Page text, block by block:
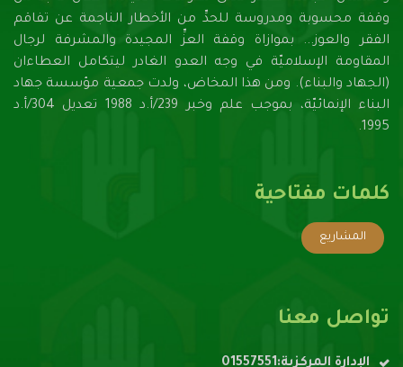
وقفة محسوبة ومدروسة للحدِّ من الأخطار الناجمة عن تفاقم
الفقر والعوز... بموازاة وقفة العزِّ المجيدة والمشرفة لرجال
المقاومة الإسلاميّة في وجه العدو الغادر ليتكامل العطاءان
(الجهاد والبناء). ومن هذا المخاض، ولدت جمعية مؤسسة جهاد
البناء الإنمائيّة، بموجب علم وخبر 239/أ.د 1988 تعديل 304/أ.د
1995.
كلمات مفتاحية
المشاريع
تواصل معنا
الإدارة المركزية:01557551